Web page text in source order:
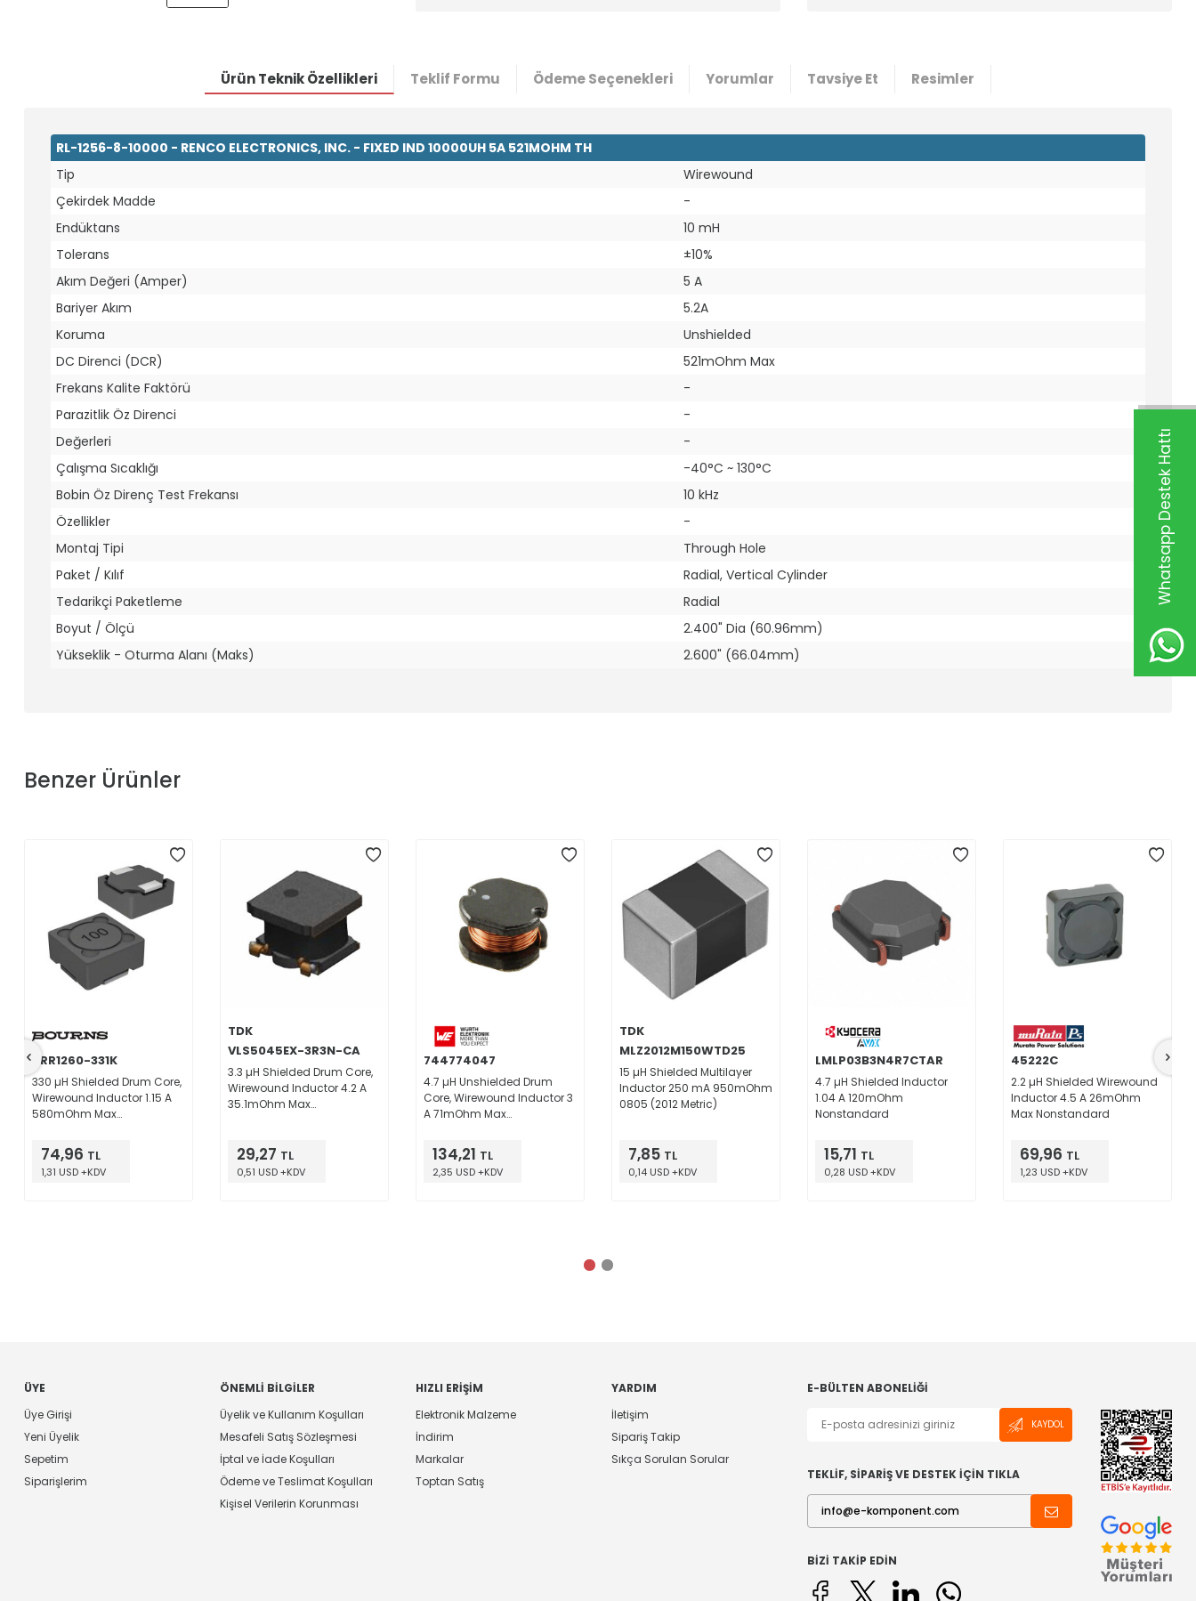
Whatsapp Destek Hattı
Ürün Teknik Özellikleri Teklif Formu Ödeme Seçenekleri Yorumlar Tavsiye Et Resimler
RL-1256-8-10000 - RENCO ELECTRONICS, INC. - FIXED IND 10000UH 5A 521MOHM TH
Tip
Wirewound
Çekirdek Madde
-
Endüktans
10 mH
Tolerans
±10%
Akım Değeri (Amper)
5 A
Bariyer Akım
5.2A
Koruma
Unshielded
DC Direnci (DCR)
521mOhm Max
Frekans Kalite Faktörü
-
Parazitlik Öz Direnci
-
Değerleri
-
Çalışma Sıcaklığı
-40°C ~ 130°C
Bobin Öz Direnç Test Frekansı
10 kHz
Özellikler
-
Montaj Tipi
Through Hole
Paket / Kılıf
Radial, Vertical Cylinder
Tedarikçi Paketleme
Radial
Boyut / Ölçü
2.400" Dia (60.96mm)
Yükseklik - Oturma Alanı (Maks)
2.600" (66.04mm)
Benzer Ürünler
SRR1260-331K
330 µH Shielded Drum Core,
Wirewound Inductor 1.15 A
580mOhm Max
74,96 TL
1,31 USD +KDV
TDK
VLS5045EX-3R3N-CA
3.3 µH Shielded Drum Core,
Wirewound Inductor 4.2 A
35.1mOhm Max
29,27 TL
0,51 USD +KDV
744774047
4.7 µH Unshielded Drum
Core, Wirewound Inductor 3
A 71mOhm Max
134,21 TL
2,35 USD +KDV
TDK
MLZ2012M150WTD25
15 µH Shielded Multilayer
Inductor 250 mA 950mOhm
0805 (2012 Metric)
7,85 TL
0,14 USD +KDV
LMLP03B3N4R7CTAR
4.7 µH Shielded Inductor
1.04 A 120mOhm
Nonstandard
15,71 TL
0,28 USD +KDV
45222C
2.2 µH Shielded Wirewound
Inductor 4.5 A 26mOhm
Max Nonstandard
69,96 TL
1,23 USD +KDV
ÜYE
Üye Girişi
Yeni Üyelik
Sepetim
Siparişlerim
ÖNEMLI BILGILER
Üyelik ve Kullanım Koşulları
Mesafeli Satış Sözleşmesi
İptal ve İade Koşulları
Ödeme ve Teslimat Koşulları
Kişisel Verilerin Korunması
HIZLI ERIŞIM
Elektronik Malzeme
İndirim
Markalar
Toptan Satış
YARDIM
İletişim
Sipariş Takip
Sıkça Sorulan Sorular
E-BÜLTEN ABONELIĞI
KAYDOL
TEKLİF, SİPARİŞ VE DESTEK İÇİN TIKLA
BIZI TAKIP EDIN